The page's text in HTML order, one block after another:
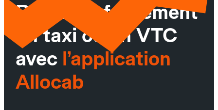
Réservez facilement
un taxi ou un VTC
avec l’application
Allocab